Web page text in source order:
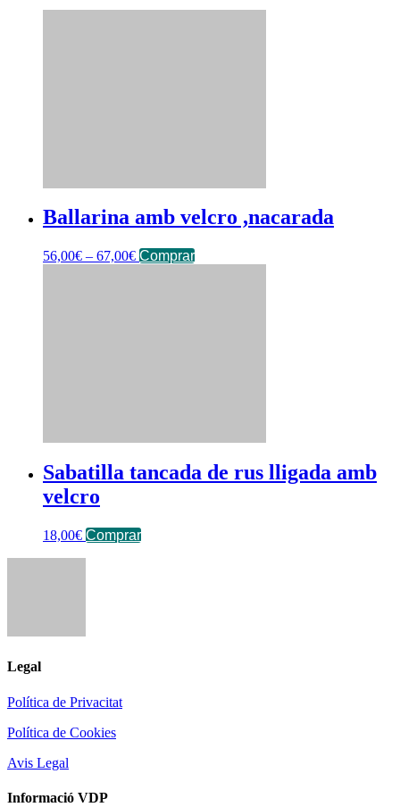
Ballarina amb velcro ,nacarada
56,00€ – 67,00€ Comprar
Sabatilla tancada de rus lligada amb
velcro
18,00€ Comprar
Legal
Política de Privacitat
Política de Cookies
Avis Legal
Informació VDP